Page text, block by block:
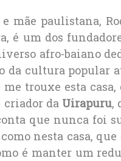
mãe paulistana,
é um dos
afro-baiano
da cultura popular
trouxe esta
criador da Uirapuru,
que nunca foi
nesta casa, que
é manter um